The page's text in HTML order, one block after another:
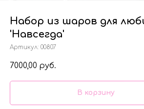
Набор из шаров для
'Навсегда'
Артикул: 00807
7000,00 руб.
В корзину